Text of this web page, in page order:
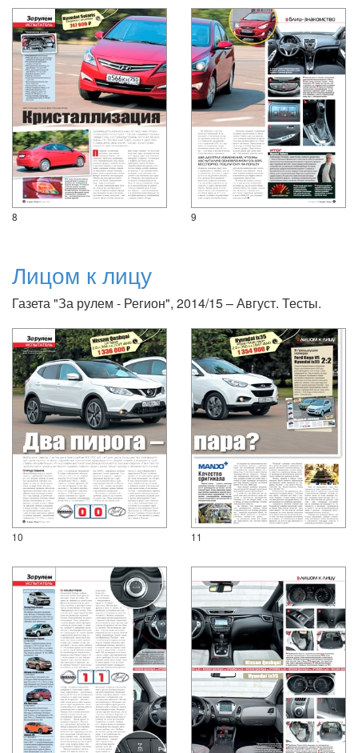
8 9
Лицом к лицу
Газета "За рулем - Регион", 2014/15 – Август. Тесты.
10 11